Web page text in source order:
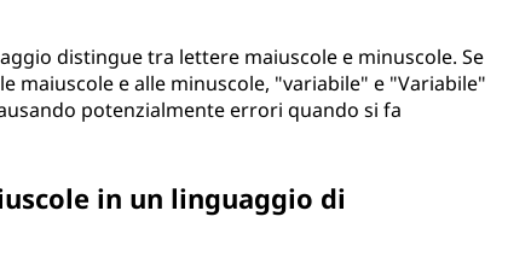
distingue tra lettere maiuscole e minuscole. Se
maiuscole e alle minuscole, "variabile" e "Variabile"
potenzialmente errori quando si fa
in un linguaggio di